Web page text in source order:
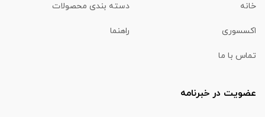
خانه دسته بندی محصولات
اکسسوری راهنما
تماس با ما
عضویت در خبرنامه